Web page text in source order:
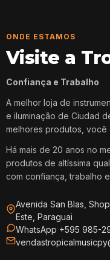
ONDE ESTAMOS
Visite a
Confiança e Trabalho
A melhor loja de
e iluminação de Ciudad
melhores produtos, você
Há mais de 20 anos no
produtos de altíssima
com confiança, trabalho
Avenida San Blas,
Este, Paraguai
WhatsApp +595 985-